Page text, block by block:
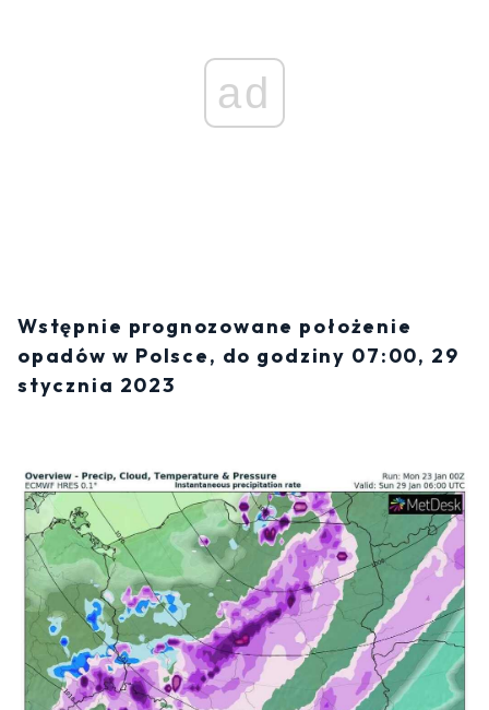
ad
Wstępnie prognozowane położenie
opadów w Polsce, do godziny 07:00, 29
stycznia 2023